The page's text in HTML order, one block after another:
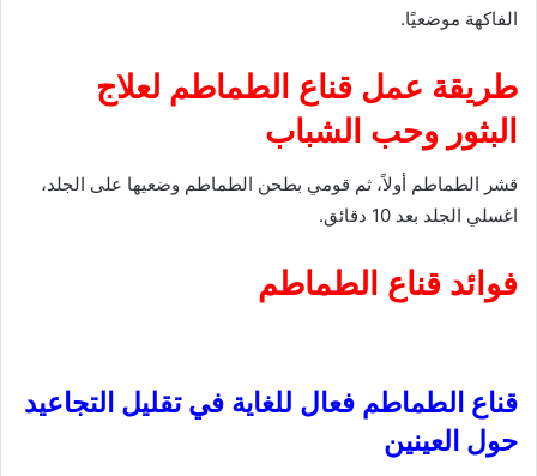
الفاكهة موضعيًا.
طريقة عمل قناع الطماطم لعلاج
البثور وحب الشباب
قشر الطماطم أولاً، ثم قومي بطحن الطماطم وضعيها على الجلد،
اغسلي الجلد بعد 10 دقائق.
فوائد قناع الطماطم
قناع الطماطم فعال للغاية في تقليل التجاعيد
حول العينين